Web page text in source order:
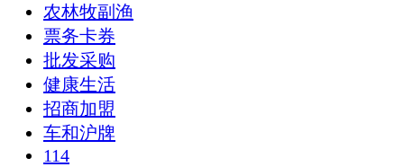
农林牧副渔
票务卡券
批发采购
健康生活
招商加盟
车和沪牌
114